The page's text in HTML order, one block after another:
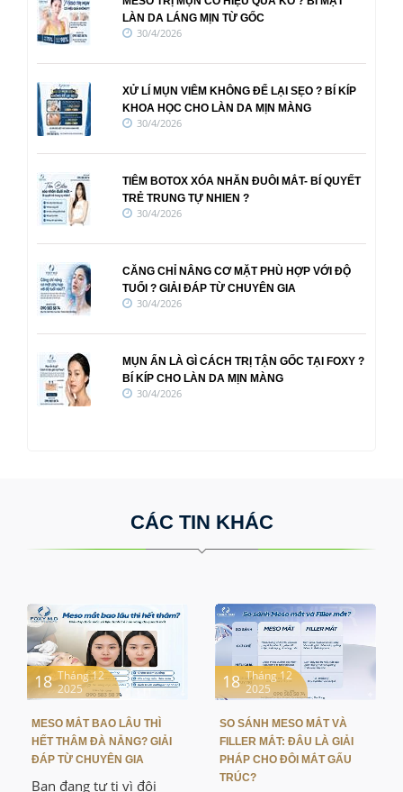
LÀN DA LÁNG MỊN TỪ GỐC
30/4/2026
XỬ LÍ MỤN VIÊM KHÔNG ĐỂ LẠI SẸO ? BÍ KÍP
KHOA HỌC CHO LÀN DA MỊN MÀNG
30/4/2026
TIÊM BOTOX XÓA NHĂN ĐUÔI MẮT- BÍ QUYẾT
TRẺ TRUNG TỰ NHIEN ?
30/4/2026
CĂNG CHỈ NÂNG CƠ MẶT PHÙ HỢP VỚI ĐỘ
TUỔI ? GIẢI ĐÁP TỪ CHUYÊN GIA
30/4/2026
MỤN ẨN LÀ GÌ CÁCH TRỊ TẬN GỐC TẠI FOXY ?
BÍ KÍP CHO LÀN DA MỊN MÀNG
30/4/2026
CÁC TIN KHÁC
18 Tháng 12
2025
MESO MẮT BAO LÂU THÌ
HẾT THÂM ĐÀ NẴNG? GIẢI
ĐÁP TỪ CHUYÊN GIA
Bạn đang tự ti vì đôi
18 Tháng 12
2025
SO SÁNH MESO MẮT VÀ
FILLER MẮT: ĐÂU LÀ GIẢI
PHÁP CHO ĐÔI MẮT GẤU
TRÚC?